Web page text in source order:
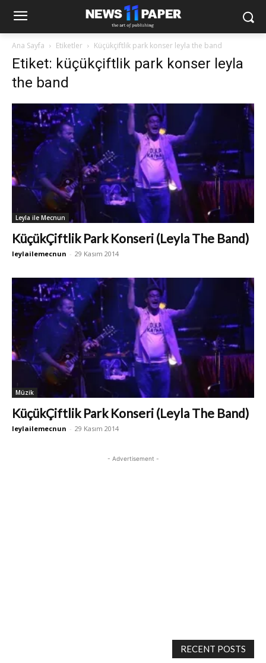
Ana Sayfa Etiketler Küçükçiftlik park konser leyla the band
Etiket: küçükçiftlik park konser leyla
the band
Leyla ile Mecnun
KüçükÇiftlik Park Konseri (Leyla The Band)
leylailemecnun - 29 Kasım 2014
Müzik
KüçükÇiftlik Park Konseri (Leyla The Band)
leylailemecnun - 29 Kasım 2014
- Advertisement -
RECENT POSTS